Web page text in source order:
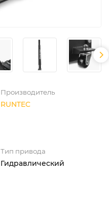
Производитель
RUNTEC
Тип привода
Гидравлический